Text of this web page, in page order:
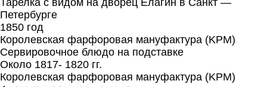
Петербурге
1850 год
Королевская фарфоровая мануфактура (KPM)
Сервировочное блюдо на подставке
Около 1817- 1820 гг.
Королевская фарфоровая мануфактура (KPM)